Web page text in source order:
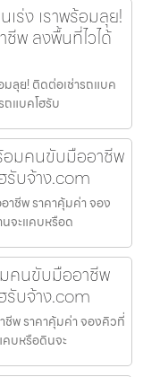
ร่ง เราพร้อมลุย!
พ ลงพื้นที่ไวได้
มลุย! ติดต่อเช่ารถแบค
แบคโฮรับ
อมคนขับมืออาชีพ
บจ้าง.com
าชีพ ราคาคุ้มค่า จอง
จะแคบหรือด
คนขับมืออาชีพ
บจ้าง.com
พ ราคาคุ้มค่า จองคิวที่
คบหรือดินจะ